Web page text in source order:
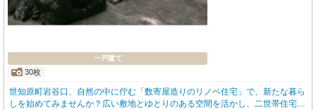
一戸建て
30枚
世知原町岩谷口、自然の中に佇む「数寄屋造りのリノベ住宅」で、新たな暮ら
しを始めてみませんか？広い敷地とゆとりのある空間を活かし、二世帯住宅や